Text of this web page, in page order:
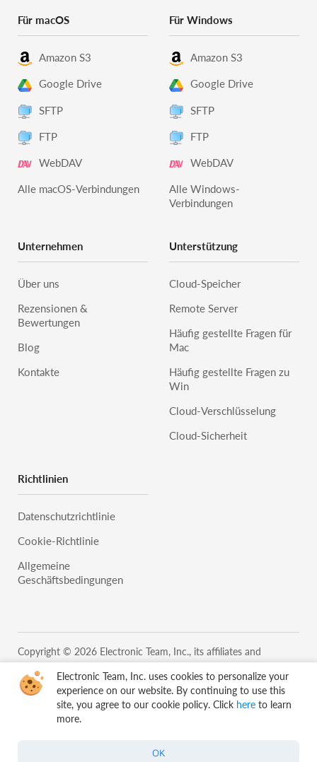
Electronic Team, Inc. uses cookies to personalize your
experience on our website. By continuing to use this
site, you agree to our cookie policy. Click here to learn
more.
OK
Für macOS
Amazon S3
Google Drive
SFTP
FTP
WebDAV
Alle macOS-Verbindungen
Für Windows
Amazon S3
Google Drive
SFTP
FTP
WebDAV
Alle Windows-
Verbindungen
Unternehmen
Über uns
Rezensionen &
Bewertungen
Blog
Kontakte
Unterstützung
Cloud-Speicher
Remote Server
Häufig gestellte Fragen für
Mac
Häufig gestellte Fragen zu
Win
Cloud-Verschlüsselung
Cloud-Sicherheit
Richtlinien
Datenschutzrichtlinie
Cookie-Richtlinie
Allgemeine
Geschäftsbedingungen
Copyright © 2026 Electronic Team, Inc., its affiliates and
11890 Sunrise Valley Dr, Ste 111, Reston, VA 20191, USA •
+12023358465 •support@electronic.us